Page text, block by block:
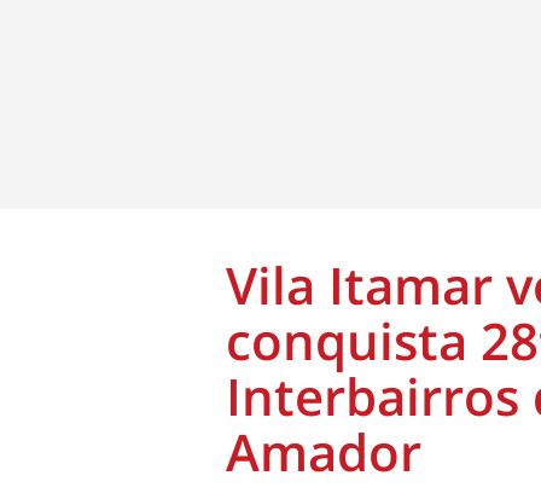
Vila Itamar
conquista
Interbairros
Amador